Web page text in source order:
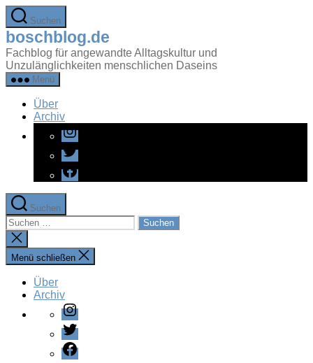
Zum
Inhalt
springen
Suchen
boschblog.de
Fachblog für angewandte Alltagskultur und
Unzulänglichkeiten menschlichen Daseins
Menü
Über
Archiv
Instagram
Twitter
Facebook
Suchen
Suchen
nach:
Suche
schließen
Menü schließen
Über
Archiv
Instagram
Twitter
Facebook